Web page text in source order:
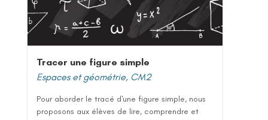
Tracer une figure simple
Espaces et géométrie, CM2
Pour aborder le tracé d'une figure simple, nous
proposons aux élèves de lire, comprendre et